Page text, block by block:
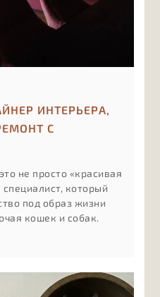
ИНТЕРЬЕРА,
С
не просто «красивая
который
под образ жизни
кошек и собак.
ошибки в
стоят дороже:
уборка и небезопасные